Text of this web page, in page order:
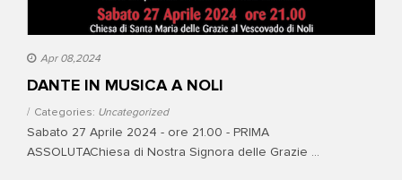
Apr 08,2024
DANTE IN MUSICA A NOLI
Categories: Uncategorized
Sabato 27 Aprile 2024 - ore 21.00 - PRIMA
ASSOLUTAChiesa di Nostra Signora delle Grazie ...